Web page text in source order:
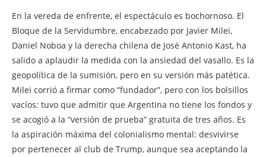
En la vereda de enfrente, el espectáculo es bochornoso. El
Bloque de la Servidumbre, encabezado por Javier Milei,
Daniel Noboa y la derecha chilena de José Antonio Kast, ha
salido a aplaudir la medida con la ansiedad del vasallo. Es la
geopolítica de la sumisión, pero en su versión más patética.
Milei corrió a firmar como “fundador”, pero con los bolsillos
vacíos: tuvo que admitir que Argentina no tiene los fondos y
se acogió a la “versión de prueba” gratuita de tres años. Es
la aspiración máxima del colonialismo mental: desvivirse
por pertenecer al club de Trump, aunque sea aceptando la